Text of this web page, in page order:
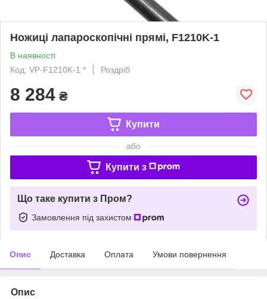
Ножиці лапароскопічні прямі, F1210K-1
В наявності
Код: VP-F1210K-1 *
Роздріб
8 284 ₴
Купити
або
Купити з
Що таке купити з Пром?
Замовлення під захистом
Опис Доставка Оплата Умови повернення
Опис